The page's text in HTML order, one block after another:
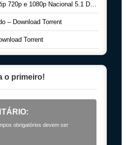
Nacional 5.1 Download (2016)
– Download Torrent
Torrent
o primeiro!
obrigatórios devem ser